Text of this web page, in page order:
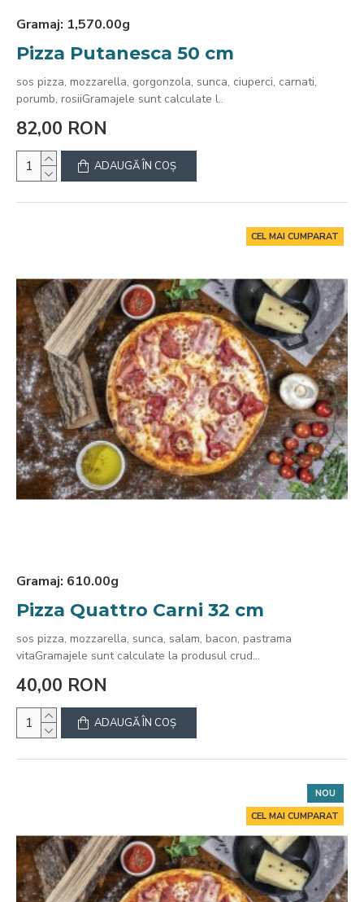
Gramaj: 1,570.00g
Pizza Putanesca 50 cm
sos pizza, mozzarella, gorgonzola, sunca, ciuperci, carnati,
porumb, rosiiGramajele sunt calculate l..
82,00 RON
ADAUGĂ ÎN COŞ
CEL MAI CUMPARAT
Gramaj: 610.00g
Pizza Quattro Carni 32 cm
sos pizza, mozzarella, sunca, salam, bacon, pastrama
vitaGramajele sunt calculate la produsul crud...
40,00 RON
ADAUGĂ ÎN COŞ
NOU
CEL MAI CUMPARAT